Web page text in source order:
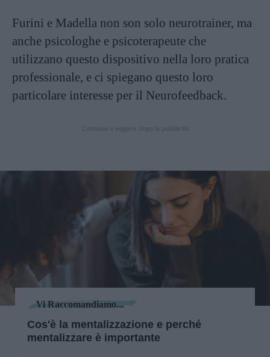
Furini e Madella non son solo neurotrainer, ma
anche psicologhe e psicoterapeute che
utilizzano questo dispositivo nella loro pratica
professionale, e ci spiegano questo loro
particolare interesse per il Neurofeedback.
Vi Raccomandiamo...
Cos'è la mentalizzazione e perché
mentalizzare è importante